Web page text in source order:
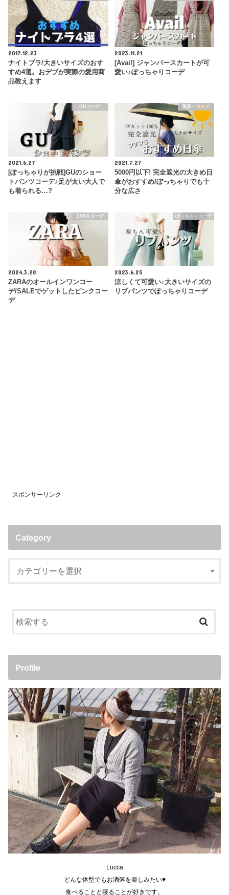
2017.12.23
ナイトブラ/大きいサイズのおす
すめ4選。おデブが実際の愛用商
品教えます
2023.11.21
[Avail] ジャンパースカートが可
愛い♪ぽっちゃりコーデ
GUコーデ
2021.6.27
[ぽっちゃりが挑戦]GUのショー
トパンツコーデ♪足が太い大人で
も着られる…?
美容・コスメ
2021.7.27
5000円以下! 完全遮光の大きめ日
傘がおすすめ/ぽっちゃりでも十
分な広さ
ZARAコーデ
2024.3.28
ZARAのオールインワンコー
デ/SALEでゲットしたピンクコー
デ
ぽっちゃりコーデ
2023.6.25
涼しくて可愛い♪大きいサイズの
リブパンツでぽっちゃりコーデ
スポンサーリンク
Category
Profile
Lucca
どんな体型でもお洒落を楽しみたい♥
食べることと寝ることが好きです。